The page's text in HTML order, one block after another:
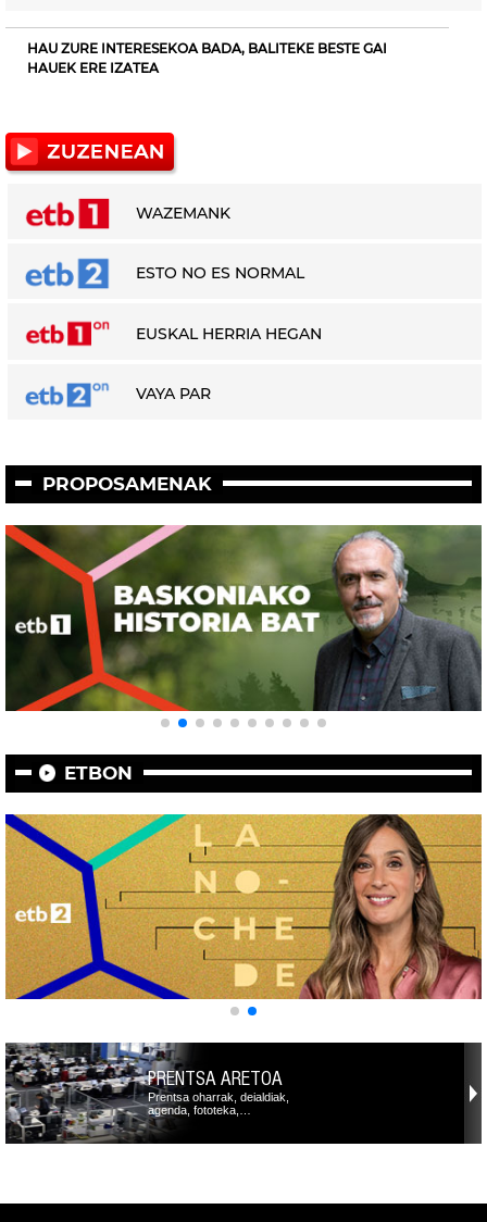
HAU ZURE INTERESEKOA BADA, BALITEKE BESTE GAI
HAUEK ERE IZATEA
WAZEMANK
ESTO NO ES NORMAL
EUSKAL HERRIA HEGAN
VAYA PAR
PROPOSAMENAK
ETBON
PRENTSA ARETOA
Prentsa oharrak, deialdiak,
agenda, fototeka,…